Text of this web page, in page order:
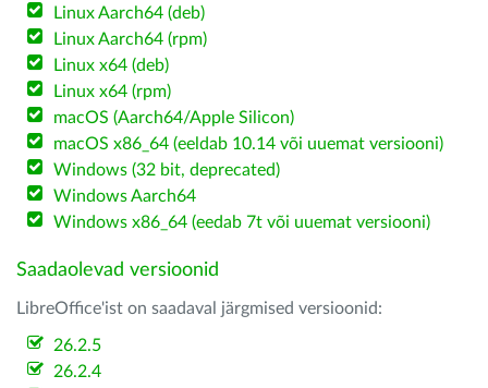
Linux Aarch64 (deb)
Linux Aarch64 (rpm)
Linux x64 (deb)
Linux x64 (rpm)
macOS (Aarch64/Apple Silicon)
macOS x86_64 (eeldab 10.14 või uuemat versiooni)
Windows (32 bit, deprecated)
Windows Aarch64
Windows x86_64 (eedab 7t või uuemat versiooni)
Saadaolevad versioonid
LibreOffice'ist on saadaval järgmised versioonid:
26.2.5
26.2.4